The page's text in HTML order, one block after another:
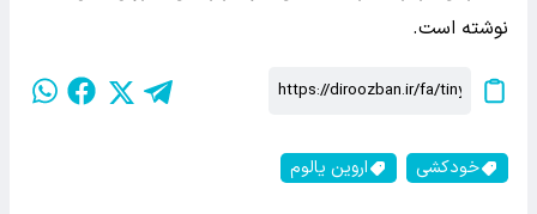
نوشته است.
خودکشی اروین یالوم